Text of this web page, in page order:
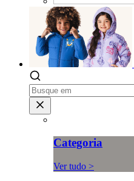
Categoria
Ver tudo >